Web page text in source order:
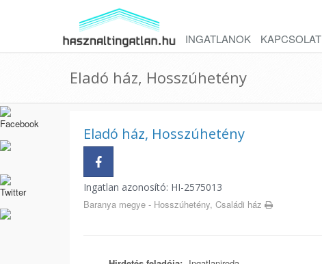
INGATLANOK KAPCSOLAT
Eladó ház, Hosszúhetény
Eladó ház, Hosszúhetény
Ingatlan azonosító: HI-2575013
Baranya megye - Hosszúhetény, Családi ház